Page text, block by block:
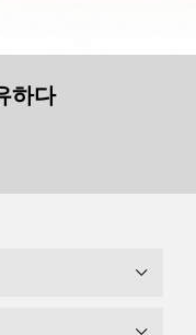
하다